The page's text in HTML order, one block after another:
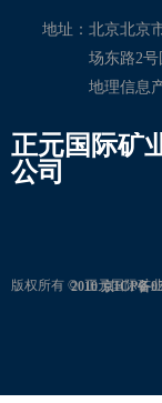
正元国际矿
公司
版权所有 © 正元国际矿
地址： 北京北京
场东路2
地理信息
2010 京ICP备